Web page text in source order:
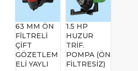
63 MM ÖN
FİLTRELİ
ÇİFT
GÖZETLEM
ELİ YAYLI
1.5 HP
HUZUR
TRİF.
POMPA (ÖN
FİLTRESİZ)